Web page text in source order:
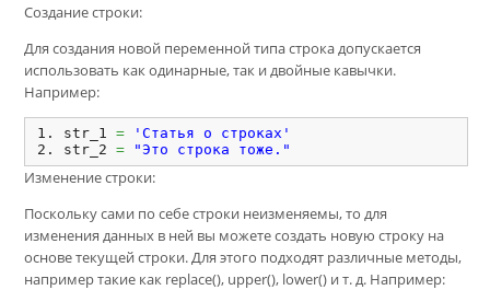
Создание строки:
Для создания новой переменной типа строка допускается
использовать как одинарные, так и двойные кавычки.
Например:
str_1 =
'Статья о строках'
str_2 = "Это строка тоже."
Изменение строки:
Поскольку сами по себе строки неизменяемы, то для
изменения данных в ней вы можете создать новую строку на
основе текущей строки. Для этого подходят различные методы,
например такие как replace(), upper(), lower() и т. д. Например: